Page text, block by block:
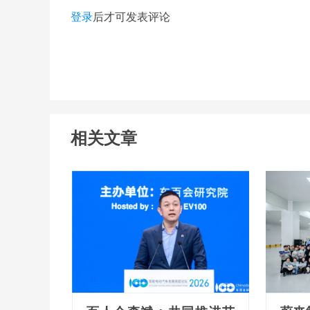
登录后才可发表评论
相关文章